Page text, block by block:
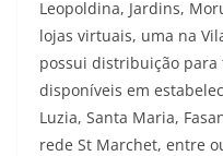
Leopoldina, Jardins,
lojas virtuais, uma na
possui distribuição
disponíveis em
Luzia, Santa Maria,
rede St Marchet, entre